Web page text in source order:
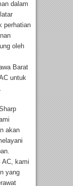
dalam
perhatian
oleh
Barat
untuk
akan
AC, kami
yang